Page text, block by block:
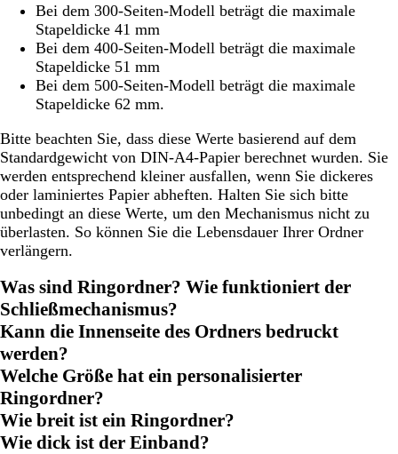
Bei dem 300-Seiten-Modell beträgt die maximale
Stapeldicke 41 mm
Bei dem 400-Seiten-Modell beträgt die maximale
Stapeldicke 51 mm
Bei dem 500-Seiten-Modell beträgt die maximale
Stapeldicke 62 mm.
Bitte beachten Sie, dass diese Werte basierend auf dem
Standardgewicht von DIN-A4-Papier berechnet wurden. Sie
werden entsprechend kleiner ausfallen, wenn Sie dickeres
oder laminiertes Papier abheften. Halten Sie sich bitte
unbedingt an diese Werte, um den Mechanismus nicht zu
überlasten. So können Sie die Lebensdauer Ihrer Ordner
verlängern.
Was sind Ringordner? Wie funktioniert der
Schließmechanismus?
Kann die Innenseite des Ordners bedruckt
werden?
Welche Größe hat ein personalisierter
Ringordner?
Wie breit ist ein Ringordner?
Wie dick ist der Einband?